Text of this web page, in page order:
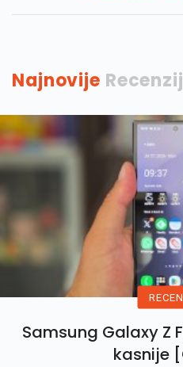
Najnovije
Samsung Galaxy Z
kasnije